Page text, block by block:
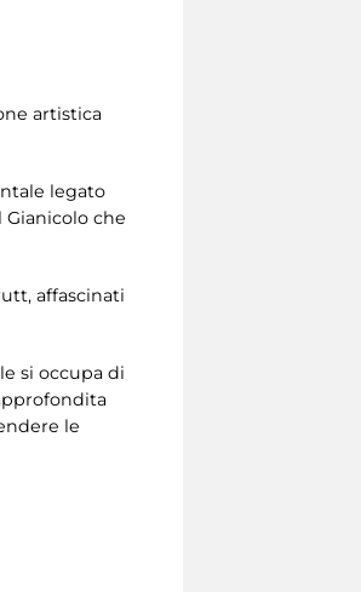
artistica
legato
che
affascinati
si occupa di
le